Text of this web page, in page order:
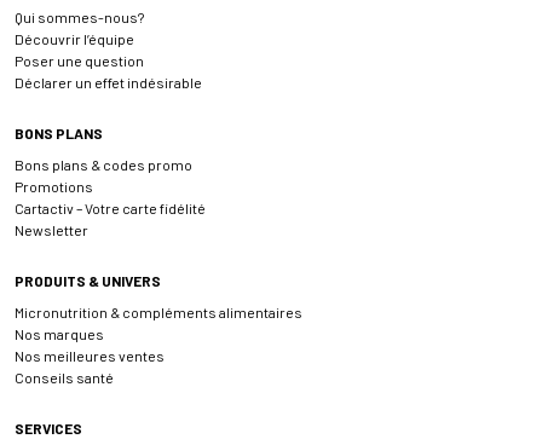
Qui sommes-nous?
Découvrir l’équipe
Poser une question
Déclarer un effet indésirable
BONS PLANS
Bons plans & codes promo
Promotions
Cartactiv – Votre carte fidélité
Newsletter
PRODUITS & UNIVERS
Micronutrition & compléments alimentaires
Nos marques
Nos meilleures ventes
Conseils santé
SERVICES